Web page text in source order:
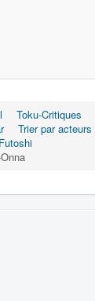
Toku-Critiques
Trier par acteurs